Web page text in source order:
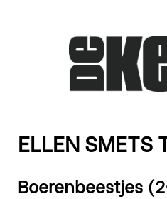
ELLEN SMETS
Boerenbeestjes